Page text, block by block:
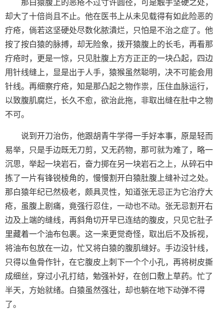
那白猿腹上的恶疮不过寸许圆径，可是触手坚硬之处，
却大了十倍尚且不止。他在医书上从未见载得有如此险恶的
疔疮，倘若这坚硬处尽数化脓潰烂，只怕是不治之症了。他
按了按白猿的脉搏，却无险象，拨开猿腹上的长毛，再看那
疔疮时，更是一惊，只见肚腹上方方正正的一块凸起，四边
用针线缝上，显是出于人手，猿猴虽然聪明，决不可能会用
针线。再细察疔疮，知是那凸起之物作祟，压住血脉运行，
以致腹肌腐烂，长久不愈，欲治此拖，非取出缝在肚中之物
不可。
说到开刀治伤，他跟胡青牛学得一手好本事，原是轻而
易举，只是手边既无刀剪，又无药物，那可就为难了，略一
沉思，举起一块岩石，奋力掷在另一块岩石之上，从碎石中
拣了一片有锋锐棱角的，慢慢割开白猿肚腹上缝补过之处。
那白猿年纪已然极老，颇具灵性，知道张无忌正为它治疗大
疮，虽腹上剧痛，竟强行忍住，一动也不动。张无忌割开右
边及上端的缝线，再斜角切开早已连结的腹皮，只见它肚子
里藏着一个油布包裹。这一来更觉奇怪，取出后不及拆视，
将油布包放在一边，忙又将白猿的腹肌缝好。手边没针线，
只得以鱼骨作针，在它腹皮上刺下一个个小孔，再将树皮撕
成细丝，穿过小孔打结，勉强补好，在创口敷上草药。忙了
半天，方始就绪。白猿虽然强壮，却也躺在地下动弹不得
了。